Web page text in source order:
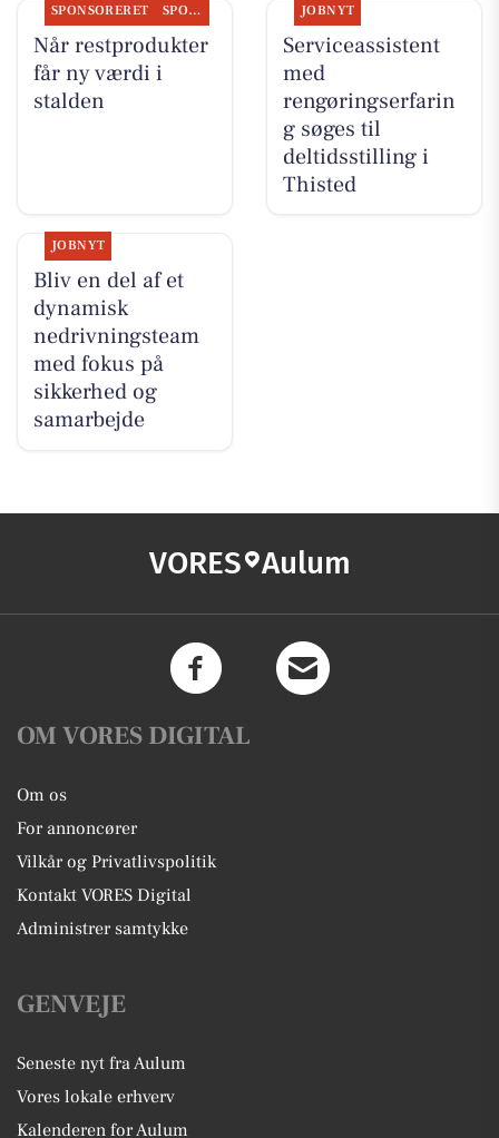
SPONSORERET SPONSORERET INDHOLD
Når restprodukter
får ny værdi i
stalden
JOBNYT
Serviceassistent
med
rengøringserfarin
g søges til
deltidsstilling i
Thisted
JOBNYT
Bliv en del af et
dynamisk
nedrivningsteam
med fokus på
sikkerhed og
samarbejde
VORES Aulum
OM VORES DIGITAL
Om os
For annoncører
Vilkår og Privatlivspolitik
Kontakt VORES Digital
Administrer samtykke
GENVEJE
Seneste nyt fra Aulum
Vores lokale erhverv
Kalenderen for Aulum